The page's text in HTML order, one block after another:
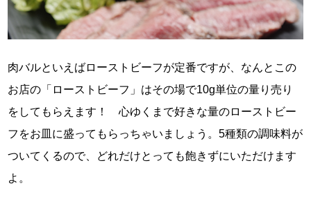
肉バルといえばローストビーフが定番ですが、なんとこの
お店の「ローストビーフ」はその場で10g単位の量り売り
をしてもらえます！ 心ゆくまで好きな量のローストビー
フをお皿に盛ってもらっちゃいましょう。5種類の調味料が
ついてくるので、どれだけとっても飽きずにいただけます
よ。